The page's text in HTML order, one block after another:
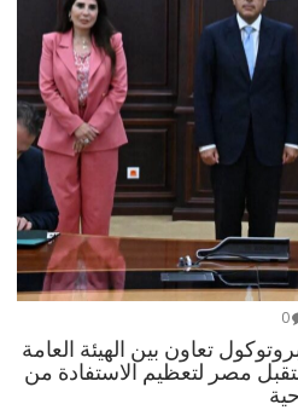
0
تعاون بين الهيئة العامة
مصر لتعظيم الاستفادة من